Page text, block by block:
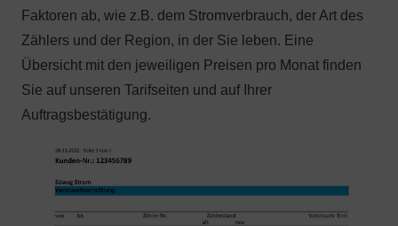
Faktoren ab, wie z.B. dem Stromverbrauch, der Art des
Zählers und der Region, in der Sie leben. Eine
Übersicht mit den jeweiligen Preisen pro Monat finden
Sie auf unseren Tarifseiten und auf Ihrer
Auftragsbestätigung.